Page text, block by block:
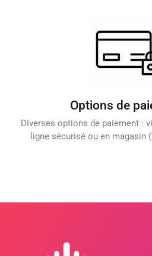
Options de
Diverses options de paiement :
ligne sécurisé ou en magasin